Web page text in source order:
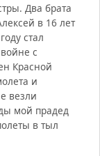
Два брата
в 16 лет
стал
с
Красной
и
везли
мой прадед
в тыл